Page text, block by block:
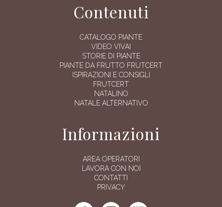
Contenuti
CATALOGO PIANTE
VIDEO VIVAI
STORIE DI PIANTE
PIANTE DA FRUTTO FRUTCERT
ISPIRAZIONI E CONSIGLI
FRUTCERT
NATALINO
NATALE ALTERNATIVO
Informazioni
AREA OPERATORI
LAVORA CON NOI
CONTATTI
PRIVACY